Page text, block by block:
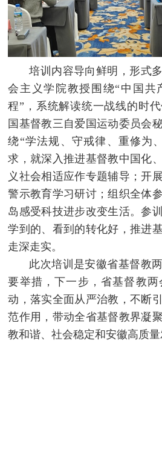
培训内容导向鲜明，形式
会主义学院教授围绕“中国共
程”，系统解读统一战线的时
国基督教三自爱国运动委员会
绕“学法规、守戒律、重修为
求，就深入推进基督教中国化
义社会相适应作专题辅导；开
警示教育学习研讨；组织全体
岛感受科技进步改变生活。参
学到的、看到的转化好，推进
走深走实。
此次培训是安徽省基督教
要举措，下一步，省基督教
动，落实全面从严治教，不断
范作用，带动全省基督教界凝
教和谐、社会稳定和安徽高质量